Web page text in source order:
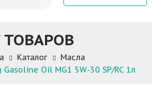
ТОВАРОВ
Каталог
Масла
Oil MG1 5W-30 SP/RC 1л